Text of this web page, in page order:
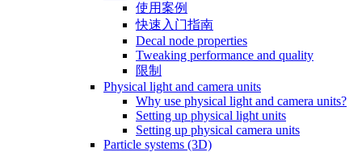
使用案例
快速入门指南
Decal node properties
Tweaking performance and quality
限制
Physical light and camera units
Why use physical light and camera units?
Setting up physical light units
Setting up physical camera units
Particle systems (3D)